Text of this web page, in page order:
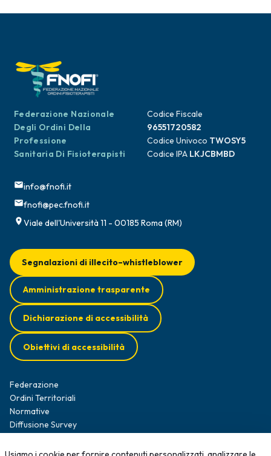
Federazione Nazionale
Degli Ordini Della
Professione
Sanitaria Di Fisioterapisti
Codice Fiscale
96551720582
Codice Univoco TWOSY5
Codice IPA LKJCBMBD
info@fnofi.it
fnofi@pec.fnofi.it
Viale dell'Università 11 - 00185 Roma (RM)
Federazione
Ordini Territoriali
Normative
Diffusione Survey
Formazione
Segnalazioni di illecito–whistleblower
Amministrazione trasparente
Dichiarazione di accessibilità
Obiettivi di accessibilità